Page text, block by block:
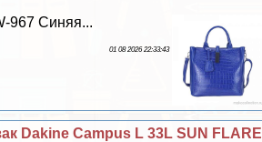
967 Синяя...
01 08 2026 22:33:43
Dakine Campus L 33L SUN FLARE